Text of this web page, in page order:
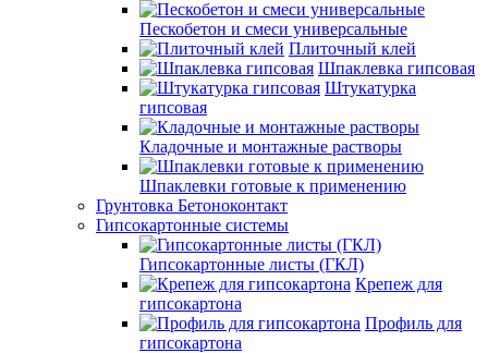
Пескобетон и смеси универсальные
Плиточный клей
Шпаклевка гипсовая
Штукатурка
гипсовая
Кладочные и монтажные растворы
Шпаклевки готовые к применению
Грунтовка Бетоноконтакт
Гипсокартонные системы
Гипсокартонные листы (ГКЛ)
Крепеж для
гипсокартона
Профиль для
гипсокартона